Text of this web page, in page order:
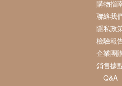
植物油含有豐富不飽和
對皮膚真正有營養的成
是”滋養” ，而一般的礦
其實不含任何養份，用
達到保濕，長期使用反
Ｑ：寶寶乳液適用範圍 ?
RafaGo的乳液是專
的， 以”滋養代替單純
膚天然防禦力，所以
Ｑ：RafaGo寶寶乳液，
可以的，我們採用美國
Ｑ：異位性皮膚炎可以使
購物指
聯絡我
隱私政
檢驗報
企業團
銷售據
Q&A